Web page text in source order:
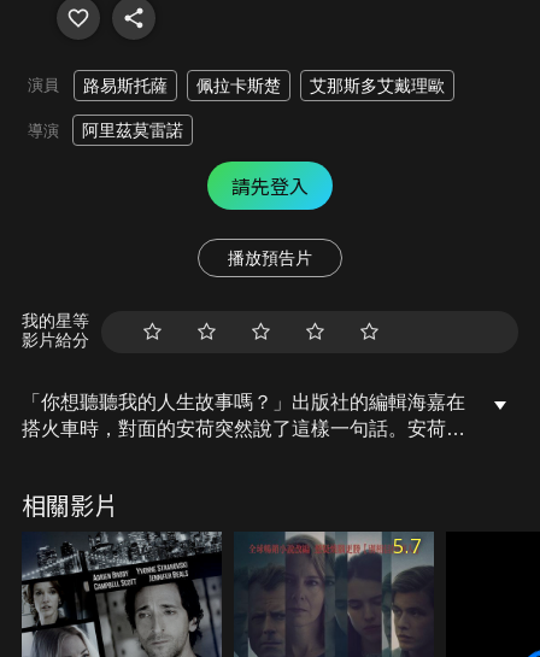
演員 路易斯托薩 佩拉卡斯楚 艾那斯多艾戴理歐
導演 阿里茲莫雷諾
請先登入
播放預告片
我的星等
影片給分
「你想聽聽我的人生故事嗎？」出版社的編輯海嘉在
搭火車時，對面的安荷突然說了這樣一句話。安荷是
維持醫院營運，女子不惜賣淫。馬丁試圖向上級告
發，卻慘遭軍隊開除…。故事還沒說完，安荷下車買
點三明治，火車卻開走了，海嘉拾起他遺留的筆記，
一個一個光怪陸離的患者案例，吸引了海嘉，她決心
將這些故事出版成一部小說，於是她開始尋找安荷，
但是她最大的錯誤就是錯把病人當成醫生，又錯把故
相關影片
5.7